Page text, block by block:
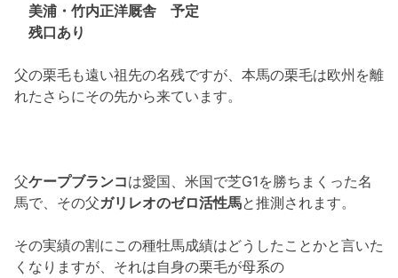
美浦・竹内正洋厩舎 予定
残口あり
父の栗毛も遠い祖先の名残ですが、本馬の栗毛は欧州を離
れたさらにその先から来ています。
父ケープブランコは愛国、米国で芝G1を勝ちまくった名
馬で、その父ガリレオのゼロ活性馬と推測されます。
その実績の割にこの種牡馬成績はどうしたことかと言いた
くなりますが、それは自身の栗毛が母系の